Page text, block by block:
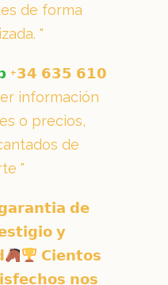
de forma
+𝟯𝟰 𝟲𝟯𝟱 𝟲𝟭𝟬
información
o precios,
de
𝗱𝗲
𝘆
𝗖𝗶𝗲𝗻𝘁𝗼𝘀
𝗻𝗼𝘀